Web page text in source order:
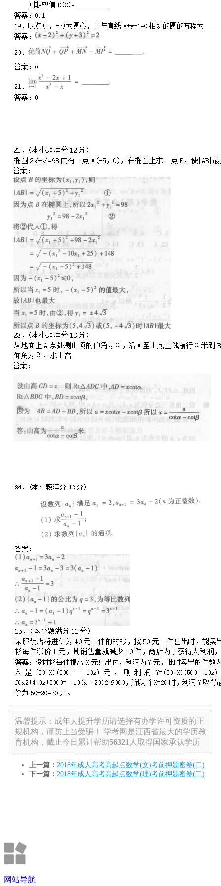
温馨提示：成年人提升学历请选择有办学许可资质的正
规机构，谨防上当受骗！
学考网是江西省最大的学历教
育机构，截止今日累计帮助56321 人取得国家承认学历
上一篇： 2018年成人高考高起点数学(文)考前押题密卷(二)
下一篇： 2018年成人高考高起点数学(理)考前押题密卷(二)
网站导航